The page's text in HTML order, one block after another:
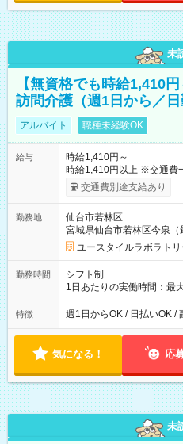
未
【無資格でも時給1,410
訪問介護（週1日から／
アルバイト 職種未経験OK
給与
時給1,410円～
時給1,410円以上 ※交通費
考慮して決定します 【収入例】 週1回勤務の場合：1,410円×8時
間×4回=4万5,120円 週3回勤務の場合：1,410円×8時間×12回
5,600円 【試用期間】試用期間あり 試用期間の長さ：2ヶ月
※ 雇用形態と給与に、本採
形態：本採用時と同じです
交通費別途支給あり
勤務地
仙台市若林区
宮城県仙台市若林区今泉（
ユースタイルラボラト
勤務時間
シフト制
1日あたりの実働時間：最
の間で8時間勤務（休憩時間は法定通り
なし ＊＊ 勤務時間例 ＊＊ ■8時から17時 ■9時から18時 ■10
定（毎週同じ曜日勤務）
特徴 週1日からOK / 日払いOK /
気になる！ 応
未